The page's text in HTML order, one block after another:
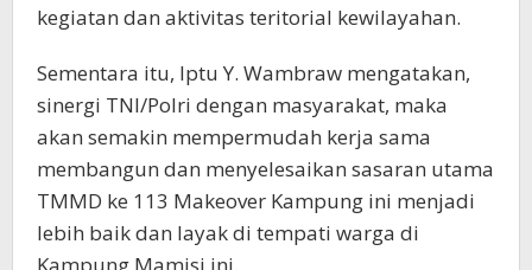
kegiatan dan aktivitas teritorial kewilayahan.
Sementara itu, Iptu Y. Wambraw mengatakan,
sinergi TNI/Polri dengan masyarakat, maka
akan semakin mempermudah kerja sama
membangun dan menyelesaikan sasaran utama
TMMD ke 113 Makeover Kampung ini menjadi
lebih baik dan layak di tempati warga di
Kampung Mamisi ini.